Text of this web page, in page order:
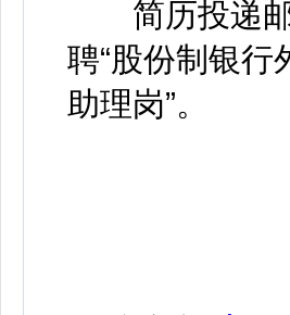
简历投递邮
聘“股份制银行
助理岗”。